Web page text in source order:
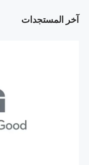
آخر المستجدات